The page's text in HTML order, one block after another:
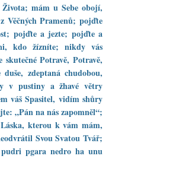
mám u Sebe obojí,
Věčných Pramenů; pojďte
pojďte a jezte; pojďte a
kdo žízníte; nikdy vás
Potravě, Potravě,
zdeptaná chudobou,
v pustiny a žhavé větry
váš Spasitel, vidím shůry
„Pán na nás zapomněl“;
kterou k vám mám,
Svou Svatou Tvář;
pgara nedro ha unu